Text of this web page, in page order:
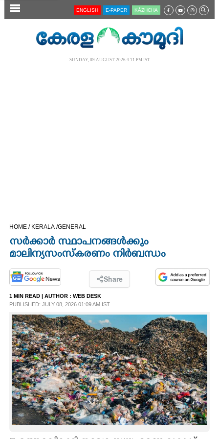
SECTIONS
CINEMA
OPINION
PHOTOS
LIFESTYLE
SPIRITUAL
INFO+
ART
ASTRO
ENGLISH E-PAPER KĀZHCHA
SUNDAY, 09 AUGUST 2026 4.11 PM IST
HOME / KERALA /GENERAL
സർക്കാർ സ്ഥാപനങ്ങൾക്കും
മാലിന്യസംസ്കരണം നിർബന്ധം
Share
1 MIN READ | AUTHOR : WEB DESK
PUBLISHED: JULY 08, 2026 01:09 AM IST